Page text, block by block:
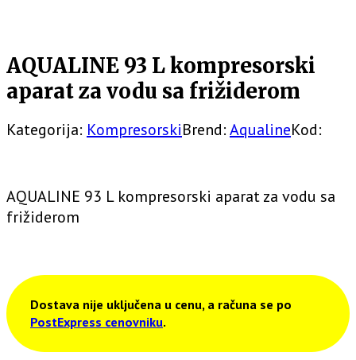
AQUALINE 93 L kompresorski
aparat za vodu sa frižiderom
Kategorija: KompresorskiBrend:AqualineKod:
AQUALINE 93 L kompresorski aparat za vodu sa
frižiderom
Dostava nije uključena u cenu, a računa se po
PostExpress cenovniku.